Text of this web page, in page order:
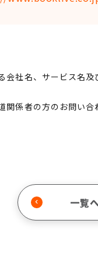
会社名、サービス名及
関係者の方のお問い合
一覧